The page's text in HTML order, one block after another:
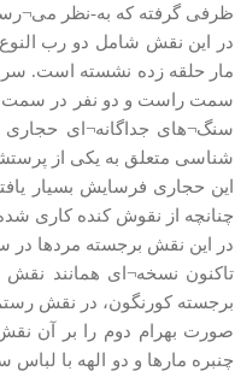
ظرفی گرفته که به-نظر
در این نقش شامل دو رب
مار حلقه زده نشسته است. سر
سمت راست و دو نفر در سمت چپ
سنگ¬های جداگانه¬ای
شناسی متعلق به یکی از
این حجاری فرسایش بسیار
چنانچه از نقوش کنده کاری
در این نقش برجسته مردها
تاکنون نسخه¬ای همانند نقش
برجسته کورنگون، در نقش
صورت بهرام دوم را بر آن
چنبره مارها و دو الهه با